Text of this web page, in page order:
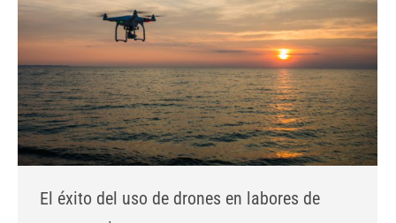
El éxito del uso de drones en labores de